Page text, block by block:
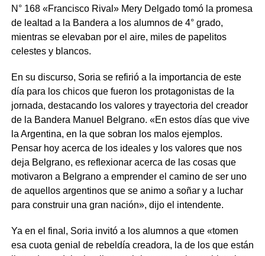
N° 168 «Francisco Rival» Mery Delgado tomó la promesa
de lealtad a la Bandera a los alumnos de 4° grado,
mientras se elevaban por el aire, miles de papelitos
celestes y blancos.
En su discurso, Soria se refirió a la importancia de este
día para los chicos que fueron los protagonistas de la
jornada, destacando los valores y trayectoria del creador
de la Bandera Manuel Belgrano. «En estos días que vive
la Argentina, en la que sobran los malos ejemplos.
Pensar hoy acerca de los ideales y los valores que nos
deja Belgrano, es reflexionar acerca de las cosas que
motivaron a Belgrano a emprender el camino de ser uno
de aquellos argentinos que se animo a soñar y a luchar
para construir una gran nación», dijo el intendente.
Ya en el final, Soria invitó a los alumnos a que «tomen
esa cuota genial de rebeldía creadora, la de los que están